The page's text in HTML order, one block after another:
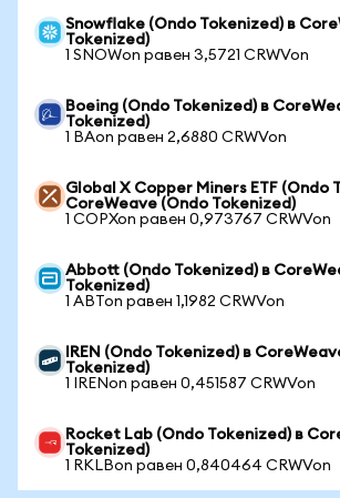
Snowflake (Ondo Tokenized) в
Tokenized)
1 SNOWon равен 3,5721 CRWVon
Boeing (Ondo Tokenized) в
Tokenized)
1 BAon равен 2,6880 CRWVon
Global X Copper Miners ETF (Ondo
CoreWeave (Ondo Tokenized)
1 COPXon равен 0,973767 CRWVon
Abbott (Ondo Tokenized) в
Tokenized)
1 ABTon равен 1,1982 CRWVon
IREN (Ondo Tokenized) в
Tokenized)
1 IRENon равен 0,451587 CRWVon
Rocket Lab (Ondo Tokenized) в
Tokenized)
1 RKLBon равен 0,840464 CRWVon